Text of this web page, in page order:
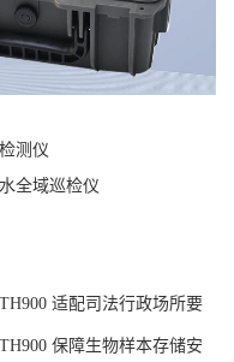
测仪
全域巡检仪
适配司法行政场所要
保障生物样本存储安